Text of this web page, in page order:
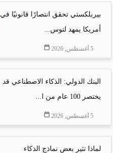
بيربلكستي تحقق انتصارًا قانونيًا في
أمريكا يمهد لتوس...
5 أغسطس, 2026
البنك الدولي: الذكاء الاصطناعي قد
يختصر 100 عام من ا...
5 أغسطس, 2026
لماذا تثير بعض نماذج الذكاء